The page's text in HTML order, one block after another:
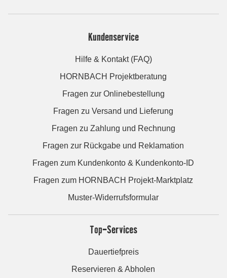
Kundenservice
Hilfe & Kontakt (FAQ)
HORNBACH Projektberatung
Fragen zur Onlinebestellung
Fragen zu Versand und Lieferung
Fragen zu Zahlung und Rechnung
Fragen zur Rückgabe und Reklamation
Fragen zum Kundenkonto & Kundenkonto-ID
Fragen zum HORNBACH Projekt-Marktplatz
Muster-Widerrufsformular
Top-Services
Dauertiefpreis
Reservieren & Abholen